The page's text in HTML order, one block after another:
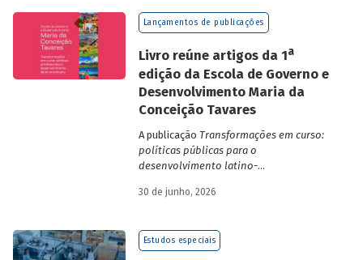
Lançamentos de publicações
Livro reúne artigos da 1a
edição da Escola de Governo e
Desenvolvimento Maria da
Conceição Tavares
A publicação Transformações em curso:
políticas públicas para o
desenvolvimento latino-
da Escola de Governo e Desenvolvimento
30 de junho, 2026
Estudos especiais